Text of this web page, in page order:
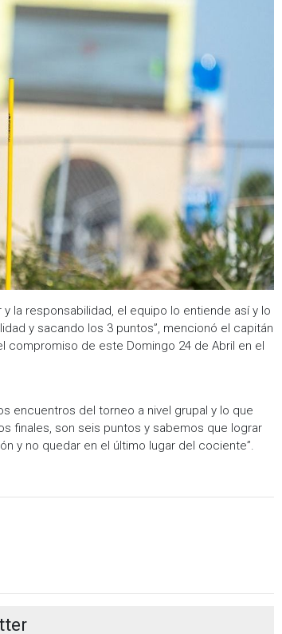
la responsabilidad, el equipo lo entiende así y lo
y sacando los 3 puntos”, mencionó el capitán
compromiso de este Domingo 24 de Abril en el
encuentros del torneo a nivel grupal y lo que
finales, son seis puntos y sabemos que lograr
y no quedar en el último lugar del cociente”.